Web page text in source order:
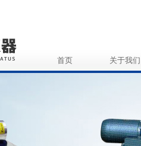
首页 关于我们